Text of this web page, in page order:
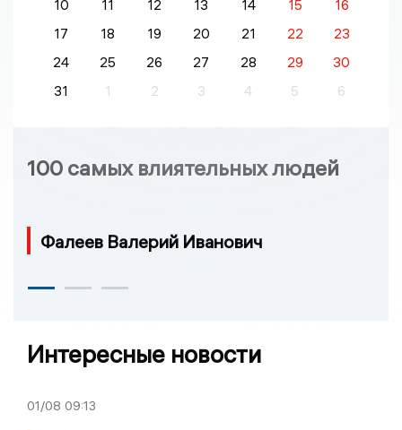
10 11 12 13 14 15
16
17
18 19 20 21 22
23
24
25 26 27 28 29
30
31
1 2 3 4 5 6
100 самых влиятельных людей
Фалеев Валерий Иванович
Интересные новости
01/08 09:13